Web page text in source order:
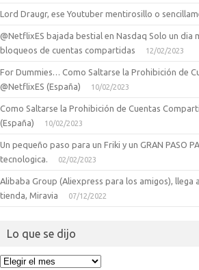
Lord Draugr, ese Youtuber mentirosillo o
@NetflixES bajada bestial en Nasdaq Solo un dia
bloqueos de cuentas compartidas
12/02/2023
For Dummies… Como Saltarse la Prohibición de
@NetflixES (España)
10/02/2023
Como Saltarse la Prohibición de Cuentas
(España)
10/02/2023
Un pequeño paso para un Friki y un GRAN PASO
tecnologica.
02/02/2023
Alibaba Group (Aliexpress para los amigos), llega
tienda, Miravia
07/12/2022
Lo que se dijo
Lo